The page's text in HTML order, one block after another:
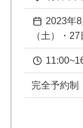
2023年
（土）・27
完全予約制